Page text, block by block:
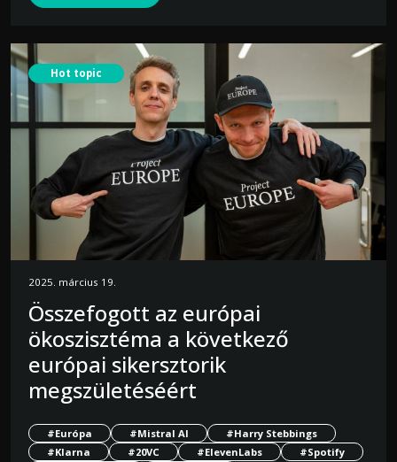
Hot topic
2025. március 19.
Összefogott az európai
ökoszisztéma a következő
európai sikersztorik
megszületéséért
#Európa #Mistral AI
#Harry Stebbings
#Klarna
#20VC #ElevenLabs
#Spotify